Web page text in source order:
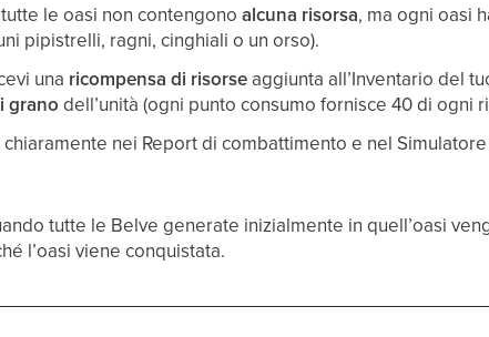
le oasi non contengonoalcuna risorsa, ma ogni oasi
pipistrelli, ragni, cinghiali o un orso).
una ricompensa di risorse aggiunta all’Inventario del
grano dell’unità (ogni punto consumo fornisce 40 di ogni
nei Report di combattimento e nel
tutte le Belve generate inizialmente in quell’oasi
l’oasi viene conquistata.